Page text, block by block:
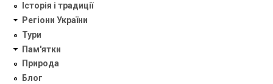
Історія і традиції
Регіони України
Тури
Пам'ятки
Природа
Блог